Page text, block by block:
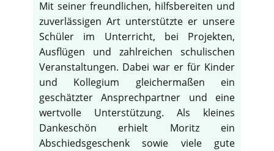
Mit seiner freundlichen, hilfsbereiten und
zuverlässigen Art unterstützte er unsere
Schüler im Unterricht, bei Projekten,
Ausflügen und zahlreichen schulischen
Veranstaltungen. Dabei war er für Kinder
und Kollegium gleichermaßen ein
geschätzter Ansprechpartner und eine
wertvolle Unterstützung. Als kleines
Dankeschön erhielt Moritz ein
Abschiedsgeschenk sowie viele gute